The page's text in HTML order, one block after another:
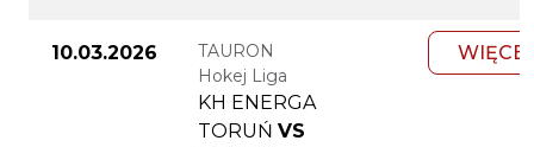
10.03.2026
TAURON
Hokej Liga
KH ENERGA
TORUŃ VS
WIĘCEJ